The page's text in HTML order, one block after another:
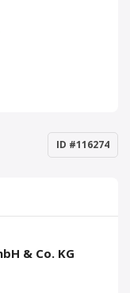
ID #116274
& Co. KG